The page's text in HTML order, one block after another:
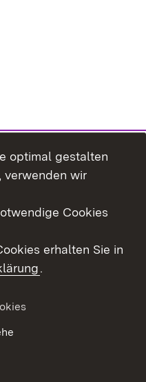
optimal gestalten
verwenden wir
Cookies
erhalten Sie in
.